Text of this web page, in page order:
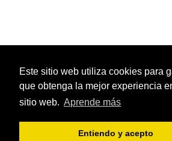
Este sitio web utiliza cookies para
que obtenga la mejor experiencia
sitio web. Aprende más
Entiendo y acepto